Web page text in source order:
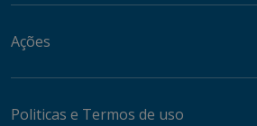
Ações
Politicas e Termos de uso